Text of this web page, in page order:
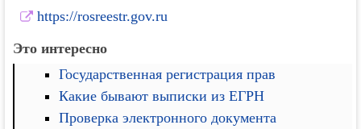
https://rosreestr.gov.ru
Это интересно
Государственная регистрация прав
Какие бывают выписки из ЕГРН
Проверка электронного документа